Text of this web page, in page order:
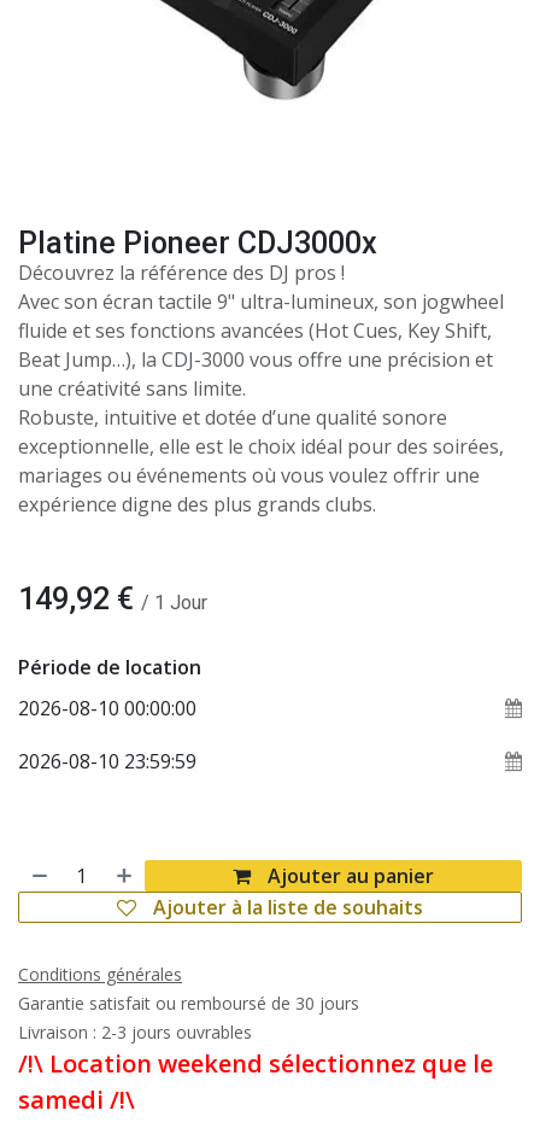
Platine Pioneer CDJ3000x
Découvrez la référence des DJ pros !
Avec son écran tactile 9" ultra-lumineux, son jogwheel
fluide et ses fonctions avancées (Hot Cues, Key Shift,
Beat Jump…), la CDJ-3000 vous offre une précision et
une créativité sans limite.
Robuste, intuitive et dotée d’une qualité sonore
exceptionnelle, elle est le choix idéal pour des soirées,
mariages ou événements où vous voulez offrir une
expérience digne des plus grands clubs.
149,92 € / 1 Jour
Période de location
Ajouter au panier
Ajouter à la liste de souhaits
Conditions générales
Garantie satisfait ou remboursé de 30 jours
Livraison : 2-3 jours ouvrables
/!\ Location weekend sélectionnez que le
samedi /!\